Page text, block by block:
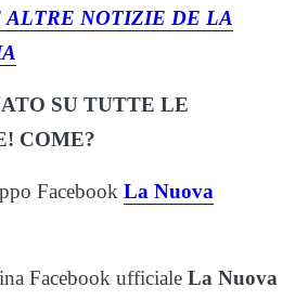
ALTRE NOTIZIE DE LA
SU TUTTE LE
COME?
Facebook La Nuova
Facebook ufficiale La Nuova